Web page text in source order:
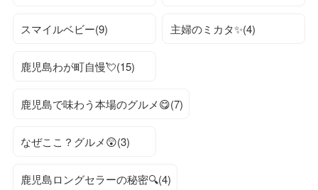
スマイルベビー(9) 主婦のミカタ✨(4)
鹿児島わが町自慢💘(15)
鹿児島で味わう本場のグルメ😋(7)
なぜここ？グルメ😲(3)
鹿児島ロングセラーの秘密🔍(4)